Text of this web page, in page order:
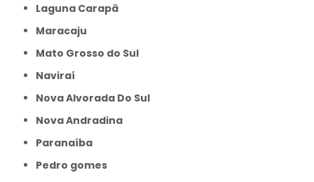
Laguna Carapã
Maracaju
Mato Grosso do Sul
Naviraí
Nova Alvorada Do Sul
Nova Andradina
Paranaíba
Pedro gomes